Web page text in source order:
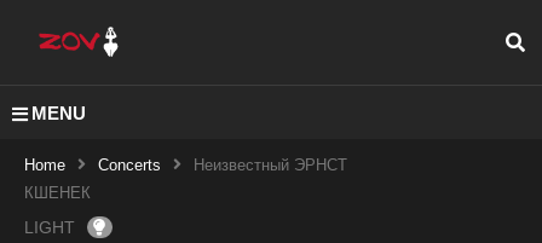
MENU
Home Concerts
Неизвестный ЭРНСТ
КШЕНЕК
LIGHT